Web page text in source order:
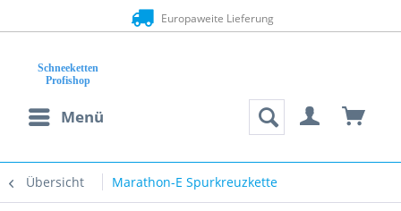
Europaweite Lieferung
Menü
Übersicht Marathon-E Spurkreuzkette